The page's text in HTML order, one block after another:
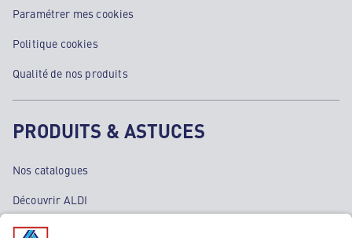
Paramétrer mes cookies
Politique cookies
Qualité de nos produits
PRODUITS & ASTUCES
Nos catalogues
Découvrir ALDI
Nos bons plans